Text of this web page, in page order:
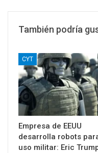
También podría
CYT
Empresa de EEUU
desarrolla robots
uso militar: Eric